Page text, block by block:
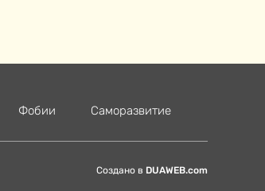
Фобии Саморазвитие
Создано в DUAWEB.com